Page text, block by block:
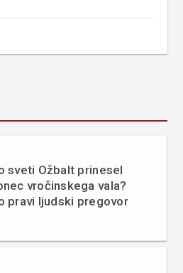
sveti Ožbalt prinesel
vročinskega vala?
pravi ljudski pregovor